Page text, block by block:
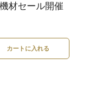
材セール開催
カートに入れる